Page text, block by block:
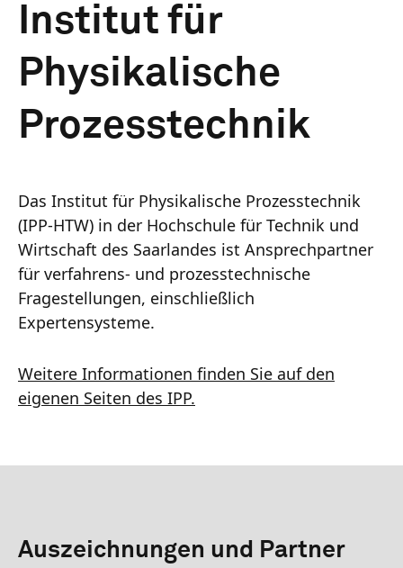
Institut für
Physikalische
Prozesstechnik
Das Institut für Physikalische Prozesstechnik
(IPP-HTW) in der Hochschule für Technik und
Wirtschaft des Saarlandes ist Ansprechpartner
für verfahrens- und prozesstechnische
Fragestellungen, einschließlich
Expertensysteme.
Weitere Informationen finden Sie auf den
eigenen Seiten des IPP.
Auszeichnungen und Partner